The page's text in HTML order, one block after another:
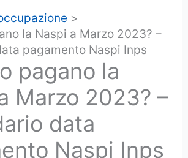
la Naspi a Marzo 2023? –
pagamento Naspi Inps
pagano la
Marzo 2023? –
data
Naspi Inps